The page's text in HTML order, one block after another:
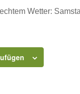
Wetter: